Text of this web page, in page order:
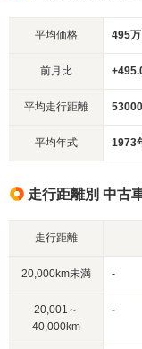
平均価格 495万
前月比
平均走行距離
平均年式 1973
走行距離別 中古
走行距離
20,000km未満 -
20,001～
40,000km
-